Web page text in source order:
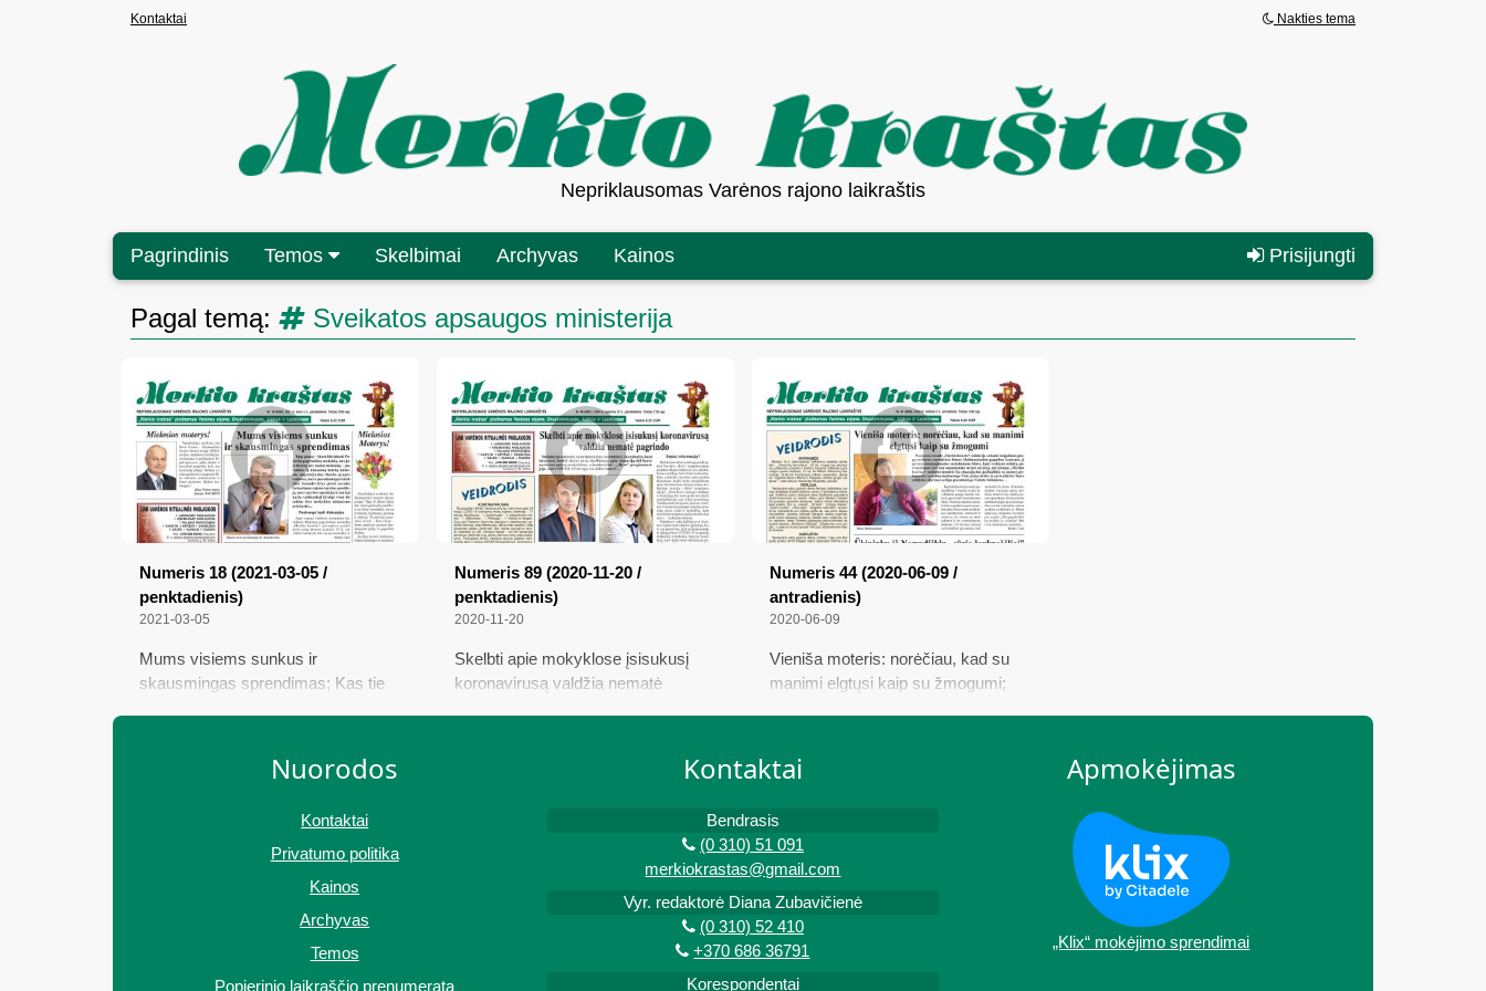
Nakties tema
Kontaktai
Nepriklausomas Varėnos rajono laikraštis
Prisijungti
Pagrindinis Temos Skelbimai Archyvas Kainos
Pagal temą: Sveikatos apsaugos ministerija
Numeris 18 (2021-03-05 /
penktadienis)
2021-03-05
Mums visiems sunkus ir
skausmingas sprendimas; Kas tie
namai; Karantiną švelnina
Numeris 89 (2020-11-20 /
penktadienis)
2020-11-20
Skelbti apie mokyklose įsisukusį
koronavirusą valdžia nematė
atnaujino izoliacijos dėl koronaviruso
Numeris 44 (2020-06-09 /
antradienis)
2020-06-09
Vieniša moteris: norėčiau, kad su
manimi elgtųsi kaip su žmogumi;
Keičiasi taisyklės dėl darbo
organizavimo
Nuorodos
Kontaktai
Privatumo politika
Kainos
Archyvas
Temos
Popierinio laikraščio prenumerata
Kontaktai
Bendrasis
(0 310) 51 091
merkiokrastas@gmail.com
Vyr. redaktorė Diana Zubavičienė
(0 310) 52 410
+370 686 36791
Korespondentai
Apmokėjimas
„Klix“ mokėjimo sprendimai